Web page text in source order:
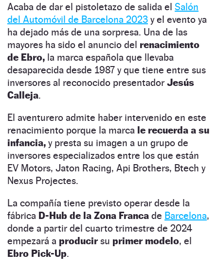
Acaba de dar el pistoletazo de salida el Salón
del Automóvil de Barcelona 2023 y el evento ya
ha dejado más de una sorpresa. Una de las
mayores ha sido el anuncio del renacimiento
de Ebro, la marca española que llevaba
desaparecida desde 1987 y que tiene entre sus
inversores al reconocido presentador Jesús
Calleja.
El aventurero admite haber intervenido en este
renacimiento porque la marca le recuerda a su
infancia, y presta su imagen a un grupo de
inversores especializados entre los que están
EV Motors, Jaton Racing, Api Brothers, Btech y
Nexus Projectes.
La compañía tiene previsto operar desde la
fábrica D-Hub de la Zona Franca de Barcelona,
donde a partir del cuarto trimestre de 2024
empezará a producirsu primer modelo, el
Ebro Pick-Up.